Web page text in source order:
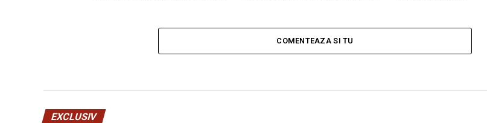
COMENTEAZA SI TU
EXCLUSIV